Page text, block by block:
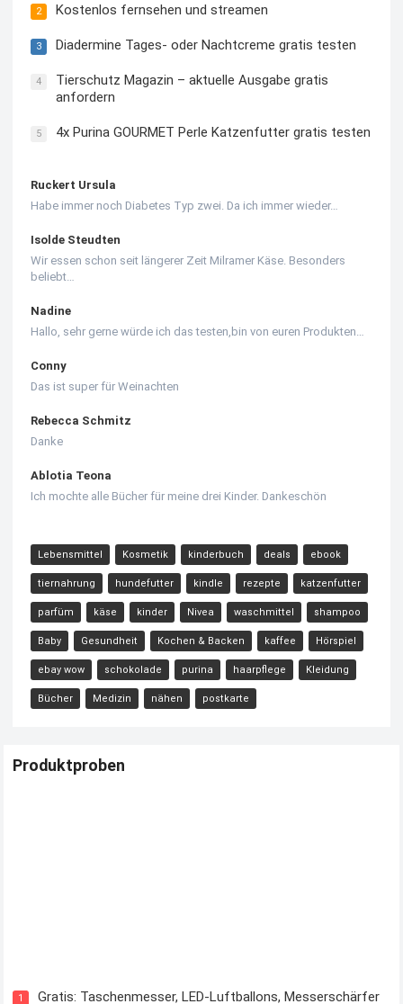
2 Kostenlos fernsehen und streamen
3 Diadermine Tages- oder Nachtcreme gratis testen
4
Tierschutz Magazin – aktuelle Ausgabe gratis
anfordern
5 4x Purina GOURMET Perle Katzenfutter gratis testen
Ruckert Ursula
Habe immer noch Diabetes Typ zwei. Da ich immer wieder…
Isolde Steudten
Wir essen schon seit längerer Zeit Milramer Käse. Besonders
beliebt…
Nadine
Hallo, sehr gerne würde ich das testen,bin von euren Produkten…
Conny
Das ist super für Weinachten
Rebecca Schmitz
Danke
Ablotia Teona
Ich mochte alle Bücher für meine drei Kinder. Dankeschön
Lebensmittel Kosmetik kinderbuch deals ebook
tiernahrung hundefutter kindle rezepte katzenfutter
parfüm käse kinder Nivea waschmittel shampoo
Baby Gesundheit Kochen & Backen kaffee Hörspiel
ebay wow schokolade purina haarpflege Kleidung
Bücher Medizin nähen postkarte
Produktproben
1 Gratis: Taschenmesser, LED-Luftballons, Messerschärfer